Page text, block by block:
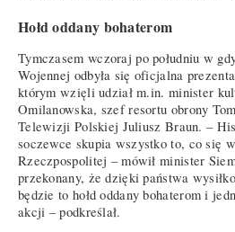
Hołd oddany bohaterom
Tymczasem wczoraj po południu w
Wojennej odbyła się oficjalna
którym wzięli udział m.in. minister
Omilanowska, szef resortu obrony
Telewizji Polskiej Juliusz Braun. –
soczewce skupia wszystko to, co się
Rzeczpospolitej – mówił minister
przekonany, że dzięki państwa
będzie to hołd oddany bohaterom i
akcji – podkreślał.